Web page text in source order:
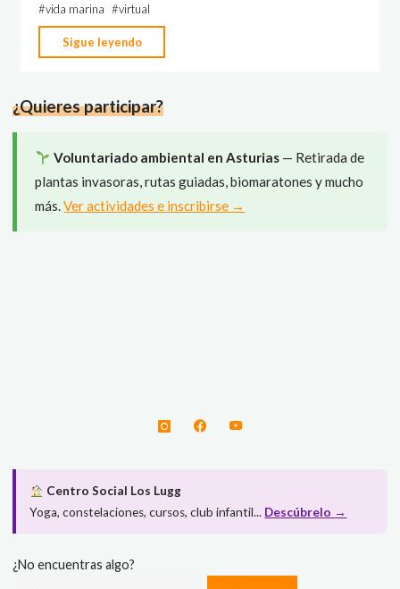
#vida marina #virtual
Sigue leyendo
salvaje
la
Aventuras
¿Quieres participar?
Voluntariado ambiental en Asturias— Retirada de
plantas invasoras, rutas guiadas, biomaratones y mucho
más.Ver actividades e inscribirse →
Centro Social Los Lugg
Yoga, constelaciones, cursos, club infantil... Descúbrelo →
¿No encuentras algo?